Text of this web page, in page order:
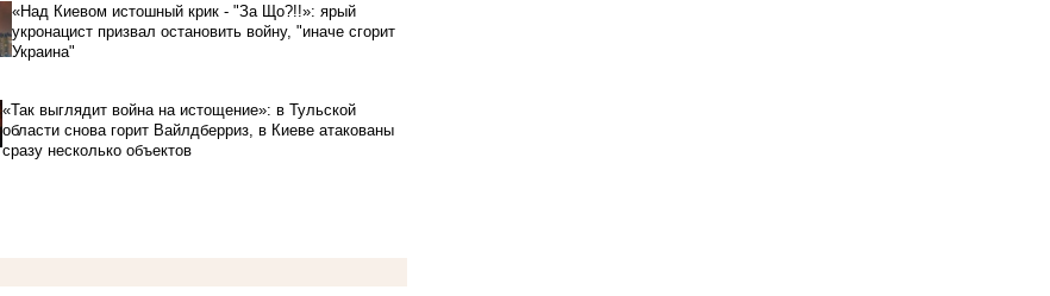
«Над Киевом истошный крик - "За Що?!!»: ярый
укронацист призвал остановить войну, "иначе сгорит
Украина"
«Так выглядит война на истощение»: в Тульской
области снова горит Вайлдберриз, в Киеве атакованы
сразу несколько объектов